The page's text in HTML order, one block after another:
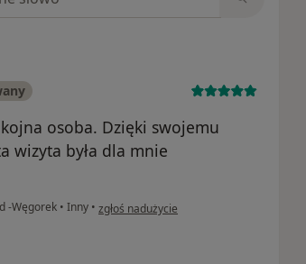
osoba. Dzięki swojemu
wizyta była dla mnie
-Węgorek • Inny • w opinii użytkownika Pacjentka
zgłoś nadużycie